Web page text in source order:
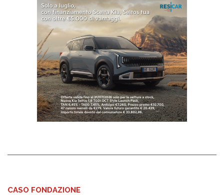
CASO FONDAZIONE